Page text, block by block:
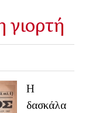
Η
δασκάλα